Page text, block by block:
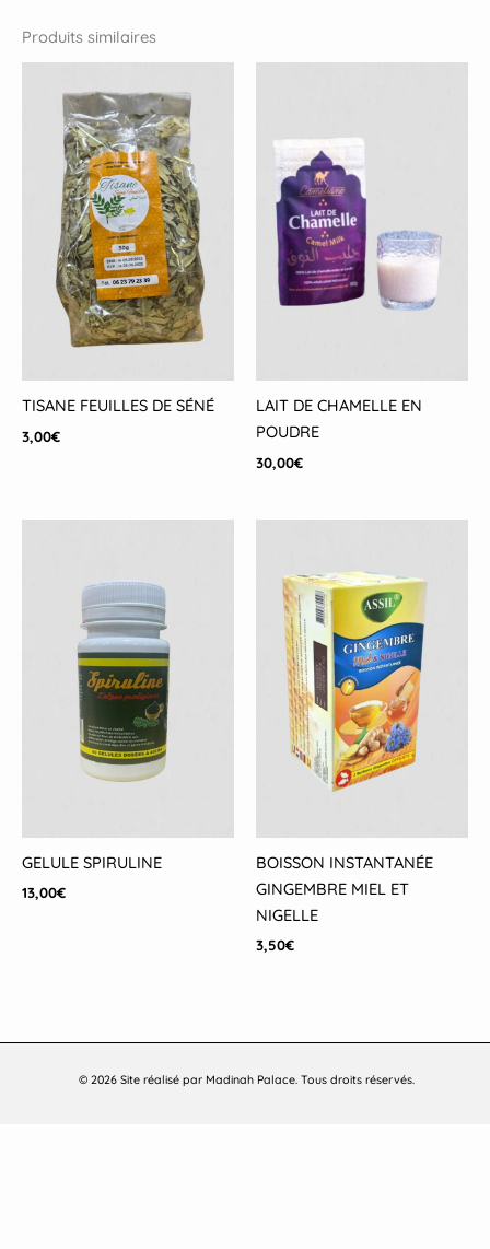
Produits similaires
TISANE FEUILLES DE SÉNÉ
3,00€
LAIT DE CHAMELLE EN
POUDRE
30,00€
GELULE SPIRULINE
13,00€
BOISSON INSTANTANÉE
GINGEMBRE MIEL ET
NIGELLE
3,50€
© 2026 Site réalisé par Madinah Palace. Tous droits réservés.